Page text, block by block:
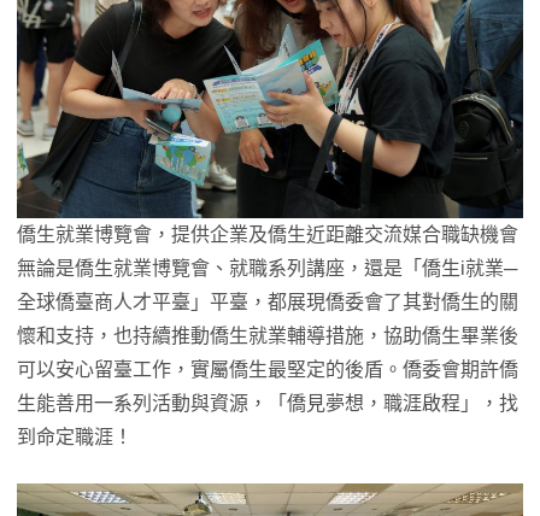
僑生就業博覽會，提供企業及僑生近距離交流媒合職缺機會
無論是僑生就業博覽會、就職系列講座，還是「僑生i就業─
全球僑臺商人才平臺」平臺，都展現僑委會了其對僑生的關
懷和支持，也持續推動僑生就業輔導措施，協助僑生畢業後
可以安心留臺工作，實屬僑生最堅定的後盾。僑委會期許僑
生能善用一系列活動與資源，「僑見夢想，職涯啟程」，找
到命定職涯！